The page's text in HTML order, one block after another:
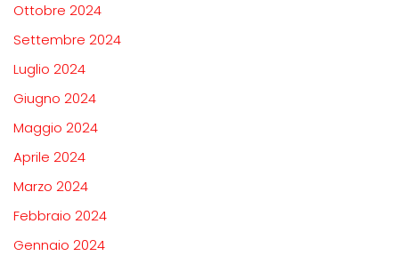
Ottobre 2024
Settembre 2024
Luglio 2024
Giugno 2024
Maggio 2024
Aprile 2024
Marzo 2024
Febbraio 2024
Gennaio 2024